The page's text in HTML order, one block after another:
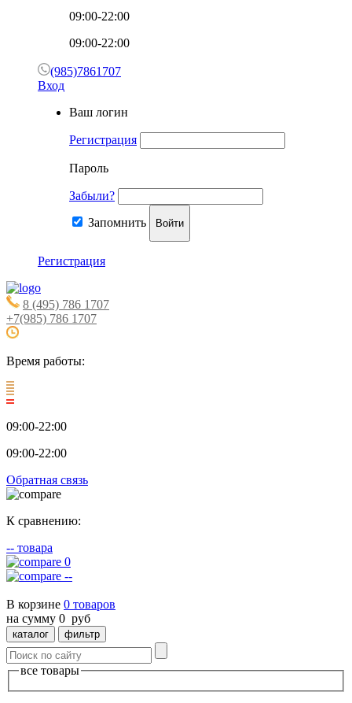
09:00-22:00
09:00-22:00
(985)7861707
Вход
Ваш логин
Регистрация
Пароль
Забыли?
Запомнить Войти
Регистрация
8 (495) 786 1707
+7(985) 786 1707
Время работы:
09:00-22:00
09:00-22:00
Обратная связь
К сравнению:
-- товара
0
--
В корзине 0 товаров
на сумму 0 руб
каталог фильтр
все товары